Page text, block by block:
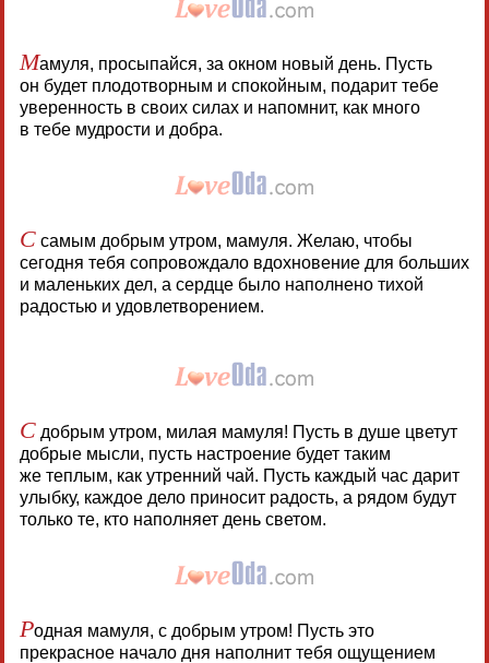
Мамуля, просыпайся, за окном новый день. Пусть
он будет плодотворным и спокойным, подарит тебе
уверенность в своих силах и напомнит, как много
в тебе мудрости и добра.
Ссамым добрым утром, мамуля. Желаю, чтобы
сегодня тебя сопровождало вдохновение для больших
и маленьких дел, а сердце было наполнено тихой
радостью и удовлетворением.
Сдобрым утром, милая мамуля! Пусть в душе цветут
добрые мысли, пусть настроение будет таким
же теплым, как утренний чай. Пусть каждый час дарит
улыбку, каждое дело приносит радость, а рядом будут
только те, кто наполняет день светом.
Родная мамуля, с добрым утром! Пусть это
прекрасное начало дня наполнит тебя ощущением